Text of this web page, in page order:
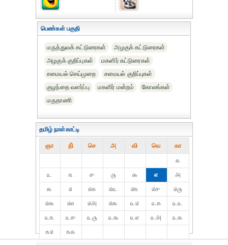
பெண்கள் பகுதி
மருத்துவக் கட்டுரைகள்
அழகுக் கட்டுரைகள்
அழகுக் குறிப்புகள்
மகளிர் கட்டுரைகள்
சமையல் செய்முறை
சமையல் குறிப்புகள்
குழந்தை வளர்ப்பு
மகளிர் மன்றம்
கோலங்கள்
மருதாணி
தமிழ் நாள்காட்டி
ஞா தி் செ அ வி வெ கா
௧
௨
௩ ௪ ௫ ௬ ௭
௮
௯
௰ ௰௧ ௰௨ ௰௩ ௰௪
௰௫
௰௬
௰௭ ௰௮ ௰௯ ௨௰ ௨௧
௨௨
௨௩
௨௪ ௨௫ ௨௬ ௨௭ ௨௮
௨௯
௩௰
௩௧